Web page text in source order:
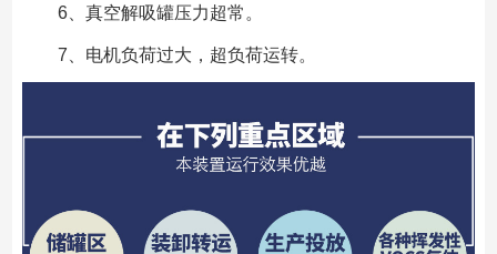
6、真空解吸罐压力超常。
7、电机负荷过大，超负荷运转。